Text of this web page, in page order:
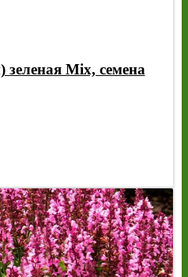
Mix, семена